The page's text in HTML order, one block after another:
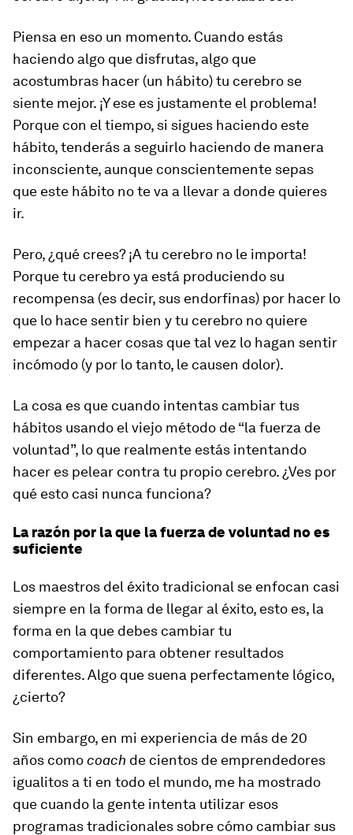
Piensa en eso un momento. Cuando estás
haciendo algo que disfrutas, algo que
acostumbras hacer (un hábito) tu cerebro se
siente mejor. ¡Y ese es justamente el problema!
Porque con el tiempo, si sigues haciendo este
hábito, tenderás a seguirlo haciendo de manera
inconsciente, aunque conscientemente sepas
que este hábito no te va a llevar a donde quieres
ir.
Pero, ¿qué crees? ¡A tu cerebro no le importa!
Porque tu cerebro ya está produciendo su
recompensa (es decir, sus endorfinas) por hacer lo
que lo hace sentir bien y tu cerebro no quiere
empezar a hacer cosas que tal vez lo hagan sentir
incómodo (y por lo tanto, le causen dolor).
La cosa es que cuando intentas cambiar tus
hábitos usando el viejo método de “la fuerza de
voluntad”, lo que realmente estás intentando
hacer es pelear contra tu propio cerebro. ¿Ves por
qué esto casi nunca funciona?
La razón por la que la fuerza de voluntad no es
suficiente
Los maestros del éxito tradicional se enfocan casi
siempre en la forma de llegar al éxito, esto es, la
forma en la que debes cambiar tu
comportamiento para obtener resultados
diferentes. Algo que suena perfectamente lógico,
¿cierto?
Sin embargo, en mi experiencia de más de 20
años comocoach de cientos de emprendedores
igualitos a ti en todo el mundo, me ha mostrado
que cuando la gente intenta utilizar esos
programas tradicionales sobre cómo cambiar sus